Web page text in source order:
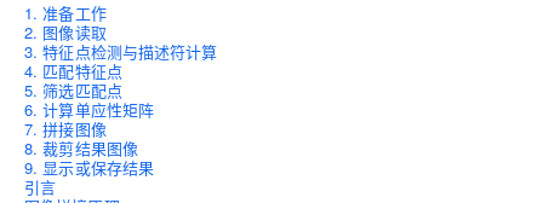
1. 准备工作
2. 图像读取
3. 特征点检测与描述符计算
4. 匹配特征点
5. 筛选匹配点
6. 计算单应性矩阵
7. 拼接图像
8. 裁剪结果图像
9. 显示或保存结果
引言